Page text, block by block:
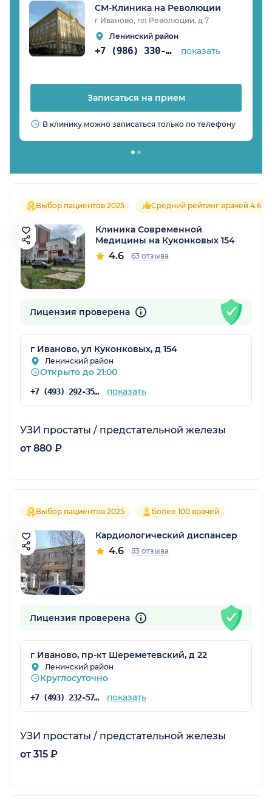
СМ-Клиника на Революции
г Иваново, пл Революции, д 7
Ленинский район
+7 (986) 330-15-24 показать
Записаться на прием
В клинику можно записаться только по телефону
Выбор пациентов 2025 Средний рейтинг врачей 4.6
Клиника Современной
Медицины на Куконковых 154
4.6 63 отзыва
Лицензия проверена
г Иваново, ул Куконковых, д 154
Ленинский район
Открыто до 21:00
+7 (493) 292-35-55 показать
УЗИ простаты / предстательной железы
от 880 ₽
Выбор пациентов 2025 Более 100 врачей
Кардиологический диспансер
4.6 53 отзыва
Лицензия проверена
г Иваново, пр-кт Шереметевский, д 22
Ленинский район
Круглосуточно
+7 (493) 232-57-11 показать
УЗИ простаты / предстательной железы
от 315 ₽